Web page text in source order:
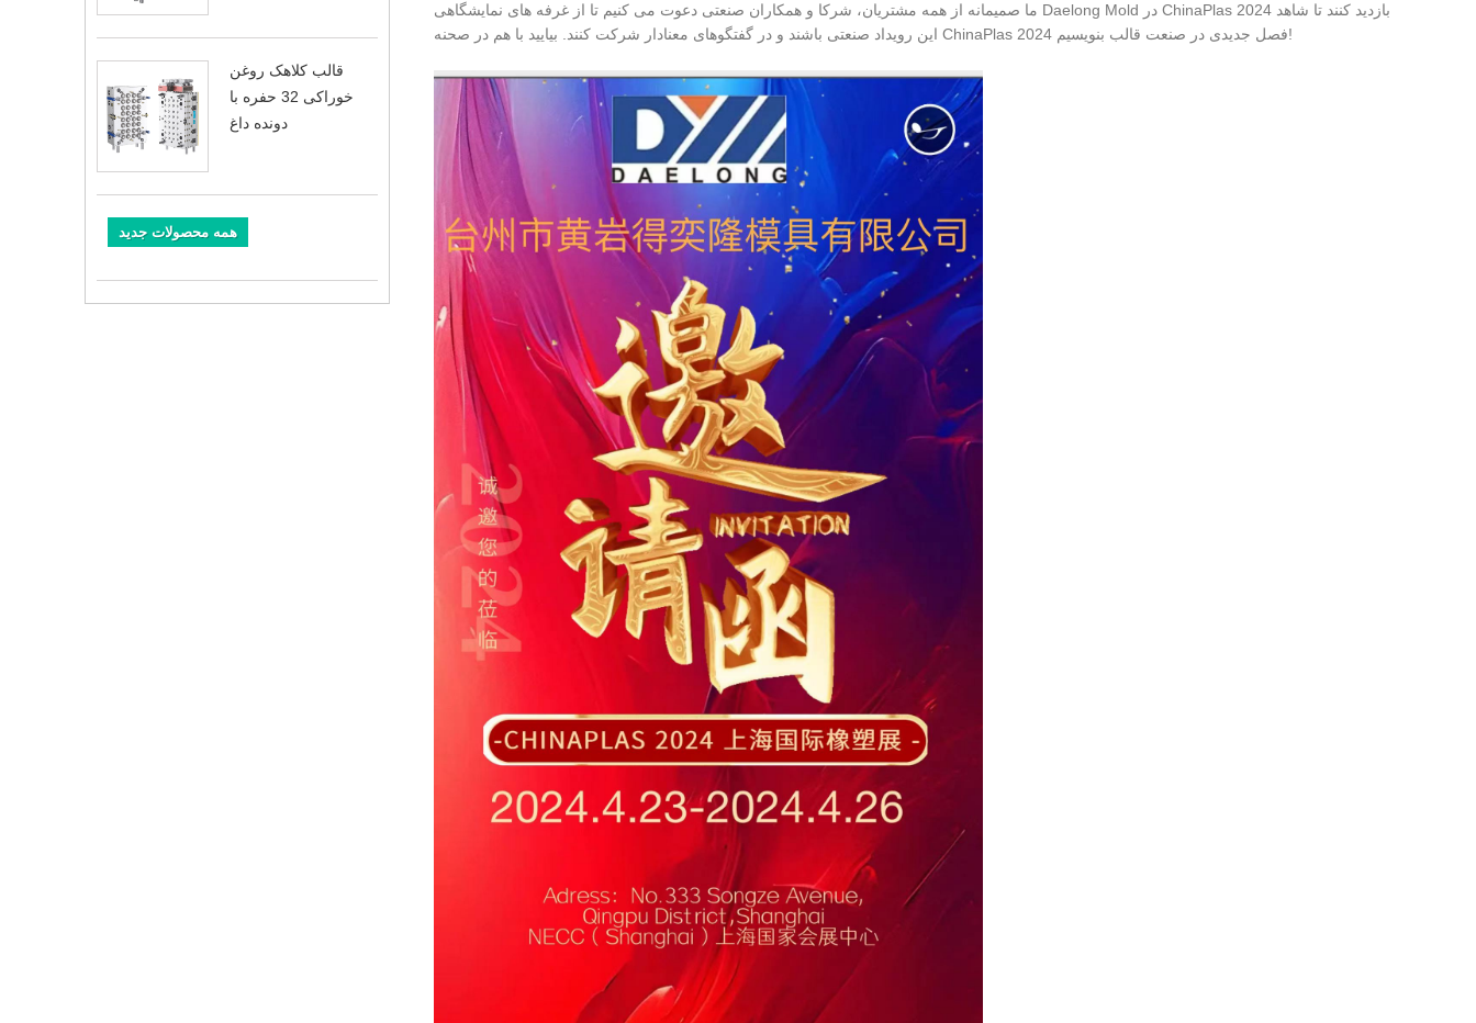
قالب کلاهک روغن
خوراکی 32 حفره با
دونده داغ
همه محصولات جدید
ما صمیمانه از همه مشتریان، شرکا و همکاران صنعتی دعوت می کنیم تا از غرفه های نمایشگاهی Daelong Mold در ChinaPlas 2024 بازدید کنند تا شاهد
این رویداد صنعتی باشند و در گفتگوهای معنادار شرکت کنند. بیایید با هم در صحنه ChinaPlas 2024 فصل جدیدی در صنعت قالب بنویسیم!